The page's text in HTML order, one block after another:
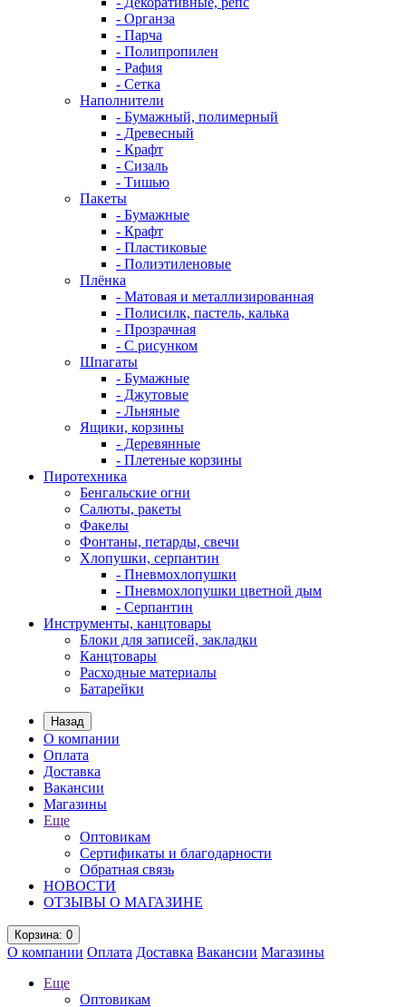
- Органза
- Парча
- Полипропилен
- Рафия
- Сетка
Наполнители
- Бумажный, полимерный
- Древесный
- Крафт
- Сизаль
- Тишью
Пакеты
- Бумажные
- Крафт
- Пластиковые
- Полиэтиленовые
Плёнка
- Матовая и металлизированная
- Полисилк, пастель, калька
- Прозрачная
- С рисунком
Шпагаты
- Бумажные
- Джутовые
- Льняные
Ящики, корзины
- Деревянные
- Плетеные корзины
Пиротехника
Бенгальские огни
Салюты, ракеты
Факелы
Фонтаны, петарды, свечи
Хлопушки, серпантин
- Пневмохлопушки
- Пневмохлопушки цветной дым
- Серпантин
Инструменты, канцтовары
Блоки для записей, закладки
Канцтовары
Расходные материалы
Батарейки
Назад
О компании
Оплата
Доставка
Вакансии
Магазины
Еще
Оптовикам
Сертификаты и благодарности
Обратная связь
НОВОСТИ
ОТЗЫВЫ О МАГАЗИНЕ
Корзина: 0
О компании Оплата Доставка Вакансии Магазины
Еще
Оптовикам